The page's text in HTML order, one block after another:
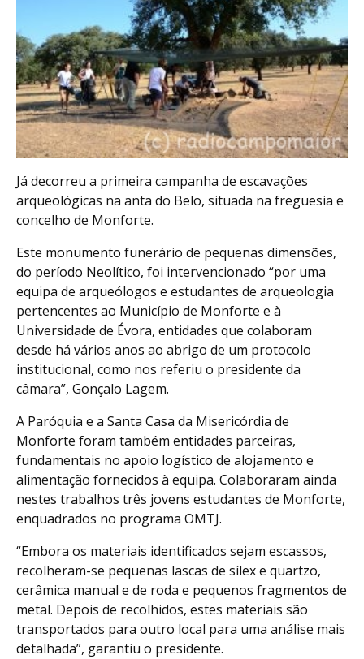
Já decorreu a primeira campanha de escavações
arqueológicas na anta do Belo, situada na freguesia e
concelho de Monforte.
Este monumento funerário de pequenas dimensões,
do período Neolítico, foi intervencionado “por uma
equipa de arqueólogos e estudantes de arqueologia
pertencentes ao Município de Monforte e à
Universidade de Évora, entidades que colaboram
desde há vários anos ao abrigo de um protocolo
institucional, como nos referiu o presidente da
câmara”, Gonçalo Lagem.
A Paróquia e a Santa Casa da Misericórdia de
Monforte foram também entidades parceiras,
fundamentais no apoio logístico de alojamento e
alimentação fornecidos à equipa. Colaboraram ainda
nestes trabalhos três jovens estudantes de Monforte,
enquadrados no programa OMTJ.
“Embora os materiais identificados sejam escassos,
recolheram-se pequenas lascas de sílex e quartzo,
cerâmica manual e de roda e pequenos fragmentos de
metal. Depois de recolhidos, estes materiais são
transportados para outro local para uma análise mais
detalhada”, garantiu o presidente.